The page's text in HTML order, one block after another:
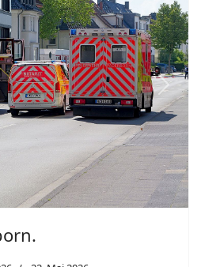
22. Mai 2026
hat es am
einen großen